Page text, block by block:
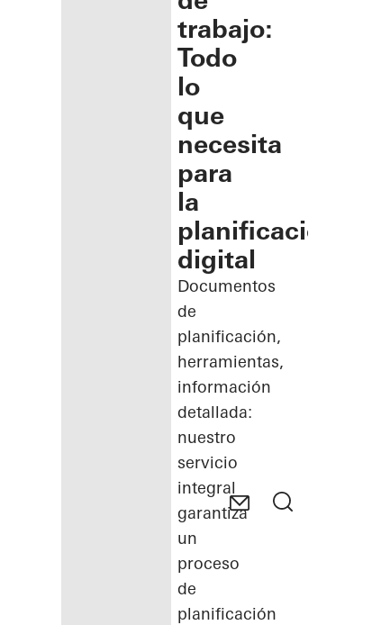
trabajo:
Todo
lo
que
necesita
para
la
planificación
digital
Documentos
de
planificación,
herramientas,
información
detallada:
nuestro
servicio
integral
garantiza
un
proceso
de
planificación